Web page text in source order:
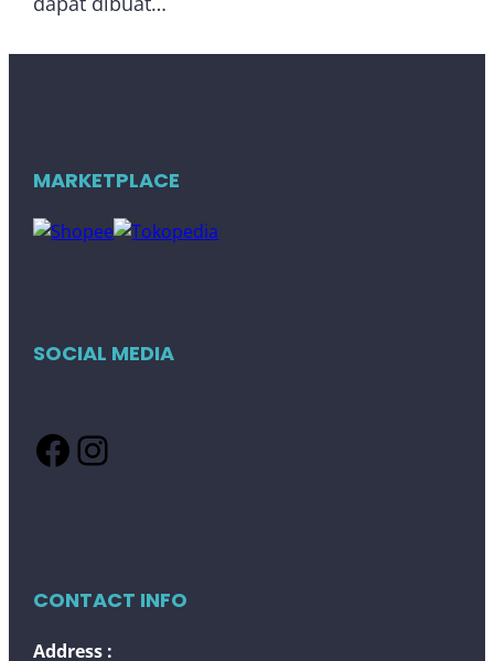
MARKETPLACE
SOCIAL MEDIA
Facebook Instagram
CONTACT INFO
Address :